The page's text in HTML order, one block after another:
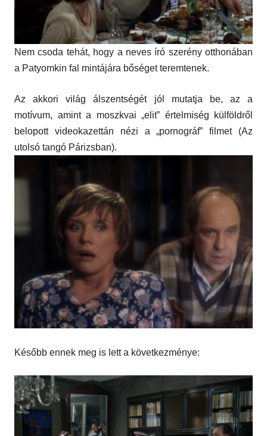
Nem csoda tehát, hogy a neves író szerény otthonában
a Patyomkin fal mintájára bőséget teremtenek.
Az akkori világ álszentségét jól mutatja be, az a
motívum, amint a moszkvai „elit” értelmiség külföldről
belopott videokazettán nézi a „pornográf” filmet (Az
utolsó tangó Párizsban).
Később ennek meg is lett a következménye: